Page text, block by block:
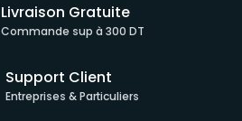
Livraison Gratuite
Commande sup à 300 DT
Support Client
Entreprises & Particuliers